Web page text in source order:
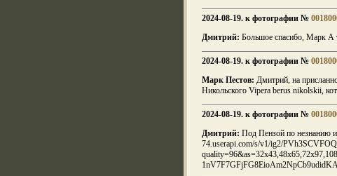
2024-08-19. к фотографии №
Дмитрий: Большое спасибо, Марк А
2024-08-19. к фотографии №
Марк Пестов: Дмитрий, на
Никольского Vipera berus nikolskii,
2024-08-19. к фотографии №
Дмитрий: Под Пензой по незнанию и
74.userapi.com/s/v1/ig2/